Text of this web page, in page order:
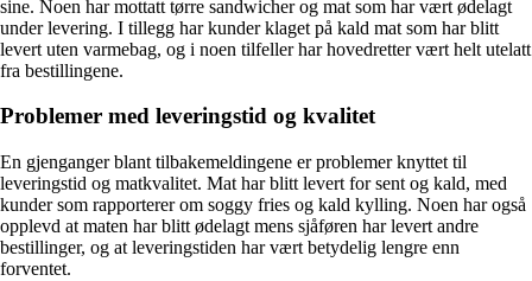
sine. Noen har mottatt tørre sandwicher og mat som har vært ødelagt
under levering. I tillegg har kunder klaget på kald mat som har blitt
levert uten varmebag, og i noen tilfeller har hovedretter vært helt utelatt
fra bestillingene.
Problemer med leveringstid og kvalitet
En gjenganger blant tilbakemeldingene er problemer knyttet til
leveringstid og matkvalitet. Mat har blitt levert for sent og kald, med
kunder som rapporterer om soggy fries og kald kylling. Noen har også
opplevd at maten har blitt ødelagt mens sjåføren har levert andre
bestillinger, og at leveringstiden har vært betydelig lengre enn
forventet.